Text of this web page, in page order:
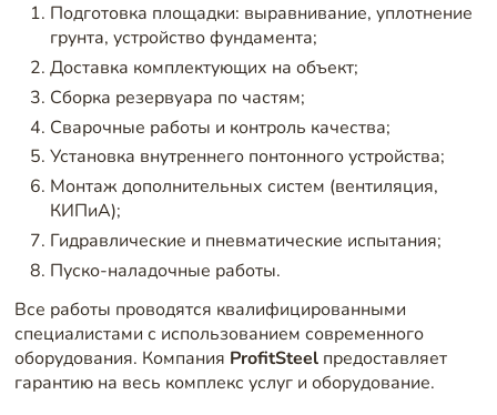
Подготовка площадки: выравнивание, уплотнение
грунта, устройство фундамента;
Доставка комплектующих на объект;
Сборка резервуара по частям;
Сварочные работы и контроль качества;
Установка внутреннего понтонного устройства;
Монтаж дополнительных систем (вентиляция,
КИПиА);
Гидравлические и пневматические испытания;
Пуско-наладочные работы.
Все работы проводятся квалифицированными
специалистами с использованием современного
оборудования. Компания ProfitSteelпредоставляет
гарантию на весь комплекс услуг и оборудование.